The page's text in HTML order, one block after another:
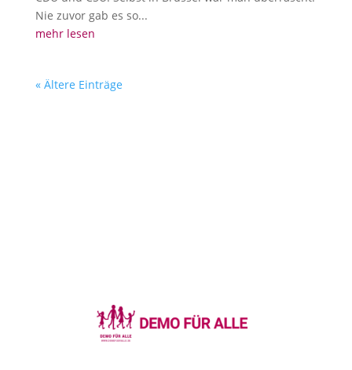
Nie zuvor gab es so...
mehr lesen
« Ältere Einträge